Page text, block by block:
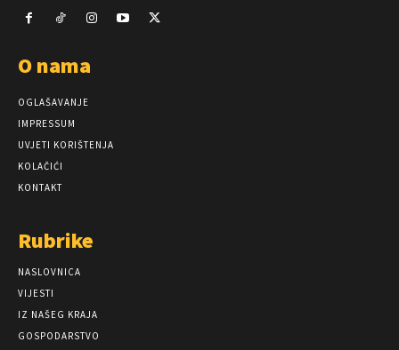
O nama
OGLAŠAVANJE
IMPRESSUM
UVJETI KORIŠTENJA
KOLAČIĆI
KONTAKT
Rubrike
NASLOVNICA
VIJESTI
IZ NAŠEG KRAJA
GOSPODARSTVO